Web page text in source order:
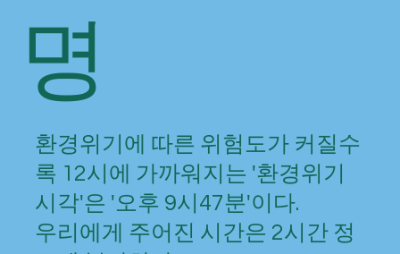
명
환경위기에 따른 위험도가 커질수
록 12시에 가까워지는 '환경위기
시각'은 '오후 9시47분'이다.
우리에게 주어진 시간은 2시간 정